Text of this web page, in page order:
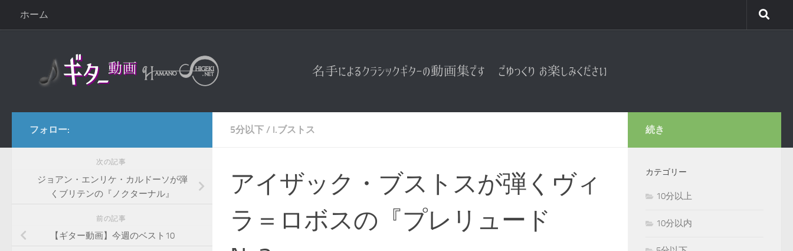
コンテンツへスキップ
ホーム
5分以下 / I.ブストス
アイザック・ブストスが弾くヴィ
ラ＝ロボスの『プレリュード
フォロー:
次の記事
ジョアン・エンリケ・カルドーソが弾
くブリテンの『ノクターナル』
前の記事
【ギター動画】今週のベスト10
続き
カテゴリー
10分以上
10分以内